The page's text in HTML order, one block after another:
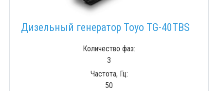
Дизельный генератор Toyo TG-40TBS
Количество фаз:
3
Частота, Гц:
50